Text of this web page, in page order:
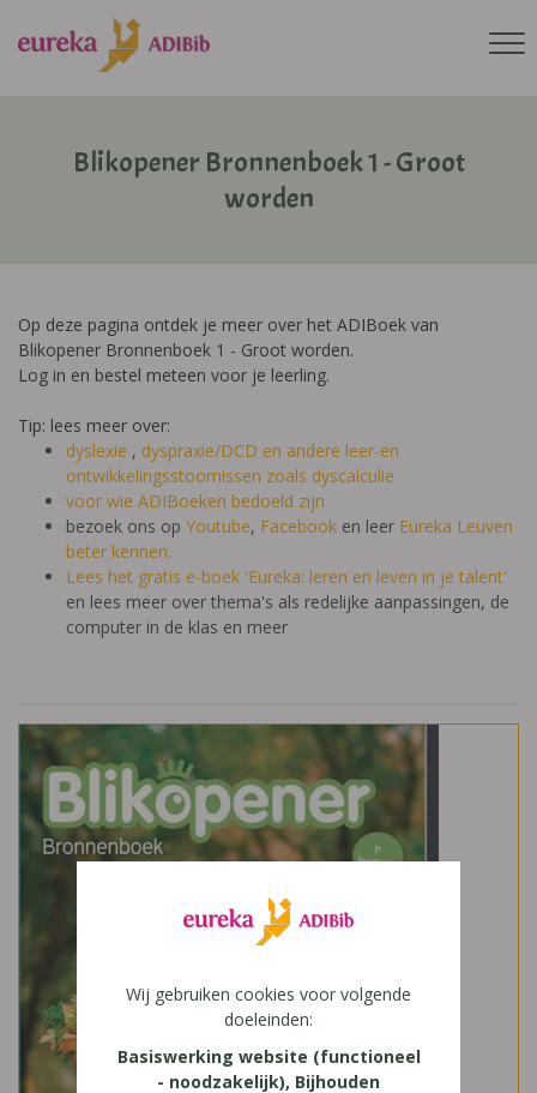
Blikopener Bronnenboek 1 - Groot
worden
Op deze pagina ontdek je meer over het ADIBoek van
Blikopener Bronnenboek 1 - Groot worden.
Log in en bestel meteen voor je leerling.
Tip: lees meer over:
dyslexie , dyspraxie/DCD en andere leer-en
ontwikkelingsstoornissen zoals dyscalculie
voor wie ADIBoeken bedoeld zijn
bezoek ons op Youtube, Facebook en leer Eureka Leuven
beter kennen.
Lees het gratis e-boek 'Eureka: leren en leven in je talent'
en lees meer over thema's als redelijke aanpassingen, de
computer in de klas en meer
Wij gebruiken cookies voor volgende
doeleinden:
Basiswerking website (functioneel
- noodzakelijk), Bijhouden